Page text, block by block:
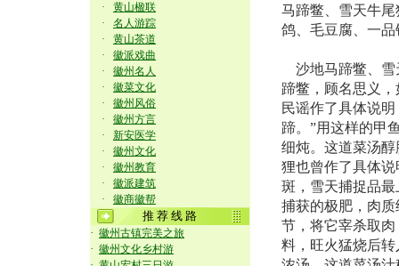
·
黄山楹联
·
名人游踪
·
黄山茶道
·
徽派戏曲
·
徽州名人
·
徽菜文化
·
徽州风俗
·
徽州方言
·
新安医学
·
徽州文化
·
徽州教育
·
徽派建筑
·
徽商徽帮
推 荐 线 路
· 徽州古镇完美之旅
· 徽州文化乡村游
马蹄鳖、雪天牛
鸽、毛豆腐、一
沙地马蹄鳖、雪
蹄鳖，顾名思义
民谣作了具体说
蹄。”用这样的甲
细炖。这道菜汤
狸也曾作了具体
斑，雪天捕捉品
捕获的极肥，肉
节，将它宰杀取
料，旺火猛烧后